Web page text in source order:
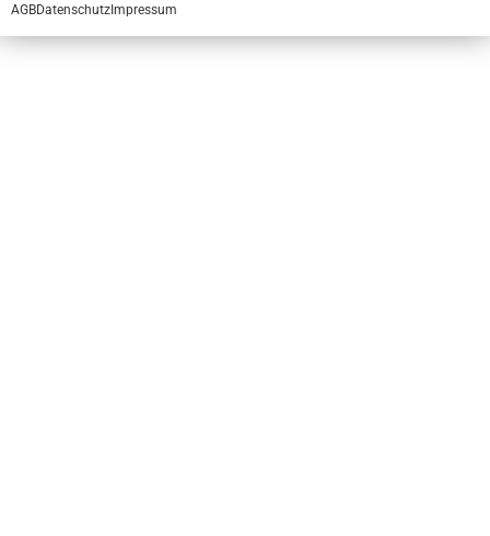
AGBDatenschutz Impressum